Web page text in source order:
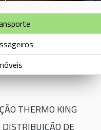
THERMO KING
DE